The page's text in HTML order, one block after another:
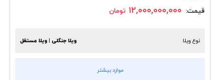
قیمت: ۱۲,۰۰۰,۰۰۰,۰۰۰ تومان
ویلا جنگلی | ویلا مستقل نوع ویلا
موارد بیشتر